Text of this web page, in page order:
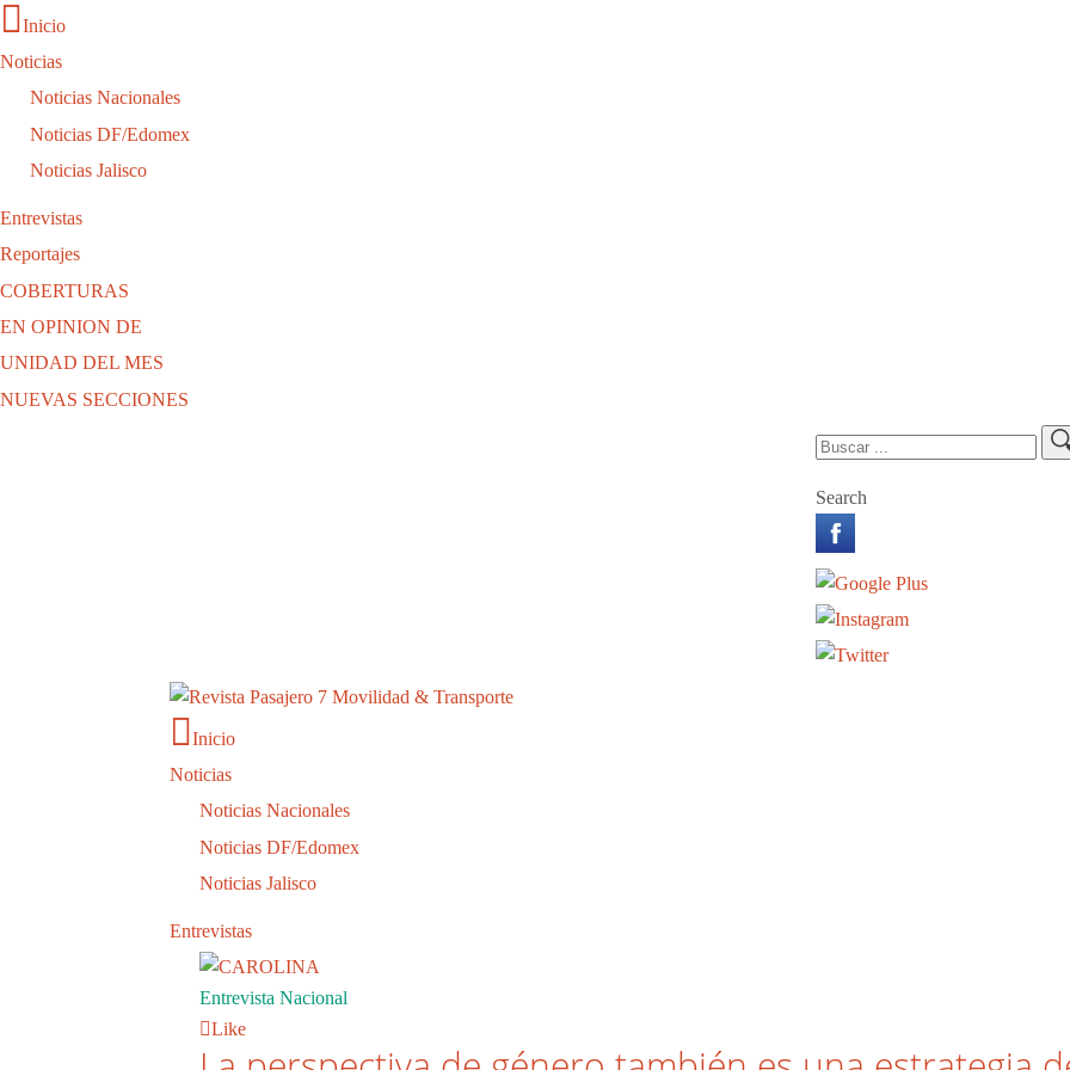
Inicio
Noticias
Noticias Nacionales
Noticias DF/Edomex
Noticias Jalisco
Entrevistas
Reportajes
COBERTURAS
EN OPINION DE
UNIDAD DEL MES
NUEVAS SECCIONES
Search
Inicio
Noticias
Noticias Nacionales
Noticias DF/Edomex
Noticias Jalisco
Entrevistas
Entrevista Nacional
Like